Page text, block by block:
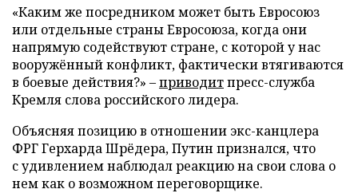
«Каким же посредником может быть Евросоюз
или отдельные страны Евросоюза, когда они
напрямую содействуют стране, с которой у нас
вооружённый конфликт, фактически втягиваются
в боевые действия?» –приводитпресс-служба
Кремля слова российского лидера.
Объясняя позицию в отношении экс-канцлера
ФРГ Герхарда Шрёдера, Путин признался, что
с удивлением наблюдал реакцию на свои слова о
нем как о возможном переговорщике.